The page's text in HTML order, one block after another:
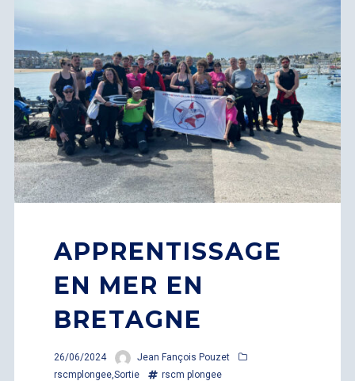
APPRENTISSAGE
EN MER EN
BRETAGNE
26/06/2024
Jean Fançois Pouzet
rscmplongee, Sortie
rscm plongee